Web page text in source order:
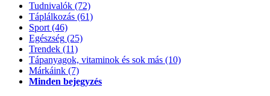
Tudnivalók (72)
Táplálkozás (61)
Sport(46)
Egészség (25)
Trendek (11)
Tápanyagok, vitaminok és sok más (10)
Márkáink (7)
Minden bejegyzés